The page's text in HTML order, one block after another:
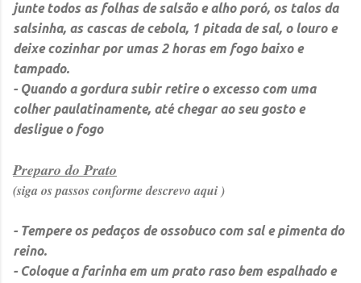
junte todos as folhas de salsão e alho poró, os talos da
salsinha, as cascas de cebola, 1 pitada de sal, o louro e
deixe cozinhar por umas 2 horas em fogo baixo e
tampado.
- Quando a gordura subir retire o excesso com uma
colher paulatinamente, até chegar ao seu gosto e
desligue o fogo
Preparo do Prato
(siga os passos conforme descrevo aqui )
- Tempere os pedaços de ossobuco com sal e pimenta do
reino.
- Coloque a farinha em um prato raso bem espalhado e